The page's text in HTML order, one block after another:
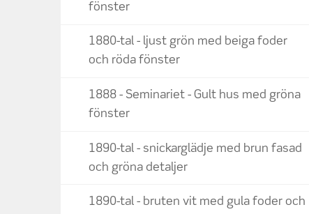
fönster
1880-tal - ljust grön med beiga foder
och röda fönster
1888 - Seminariet - Gult hus med gröna
fönster
1890-tal - snickarglädje med brun fasad
och gröna detaljer
1890-tal - bruten vit med gula foder och